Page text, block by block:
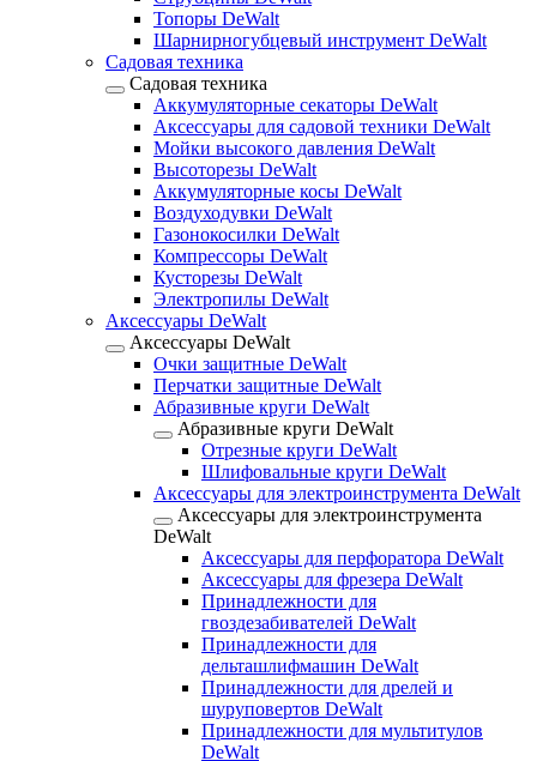
Топоры DeWalt
Шарнирногубцевый инструмент DeWalt
Садовая техника
Садовая техника
Аккумуляторные секаторы DeWalt
Аксессуары для садовой техники DeWalt
Мойки высокого давления DeWalt
Высоторезы DeWalt
Аккумуляторные косы DeWalt
Воздуходувки DeWalt
Газонокосилки DeWalt
Компрессоры DeWalt
Кусторезы DeWalt
Электропилы DeWalt
Аксессуары DeWalt
Аксессуары DeWalt
Очки защитные DeWalt
Перчатки защитные DeWalt
Абразивные круги DeWalt
Абразивные круги DeWalt
Отрезные круги DeWalt
Шлифовальные круги DeWalt
Аксессуары для электроинструмента DeWalt
Аксессуары для электроинструмента
DeWalt
Аксессуары для перфоратора DeWalt
Аксессуары для фрезера DeWalt
Принадлежности для
гвоздезабивателей DeWalt
Принадлежности для
дельташлифмашин DeWalt
Принадлежности для дрелей и
шуруповертов DeWalt
Принадлежности для мультитулов
DeWalt